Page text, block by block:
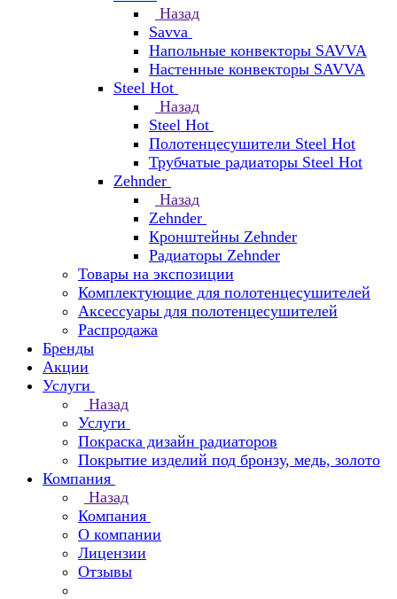
Назад
Savva
Напольные конвекторы SAVVA
Настенные конвекторы SAVVA
Steel Hot
Назад
Steel Hot
Полотенцесушители Steel Hot
Трубчатые радиаторы Steel Hot
Zehnder
Назад
Zehnder
Кронштейны Zehnder
Радиаторы Zehnder
Товары на экспозиции
Комплектующие для полотенцесушителей
Аксессуары для полотенцесушителей
Распродажа
Бренды
Акции
Услуги
Назад
Услуги
Покраска дизайн радиаторов
Покрытие изделий под бронзу, медь, золото
Компания
Назад
Компания
О компании
Лицензии
Отзывы